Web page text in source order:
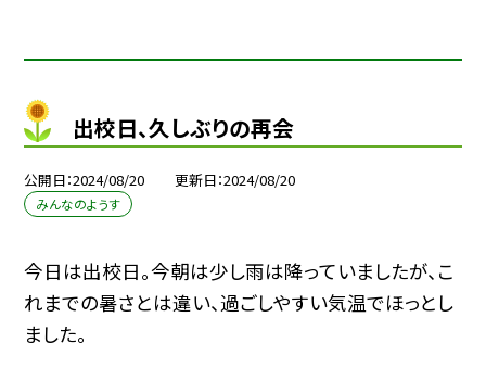
出校日、久しぶりの再会
公開日 2024/08/20 更新日 2024/08/20
みんなのようす
今日は出校日。今朝は少し雨は降っていましたが、こ
れまでの暑さとは違い、過ごしやすい気温でほっとし
ました。